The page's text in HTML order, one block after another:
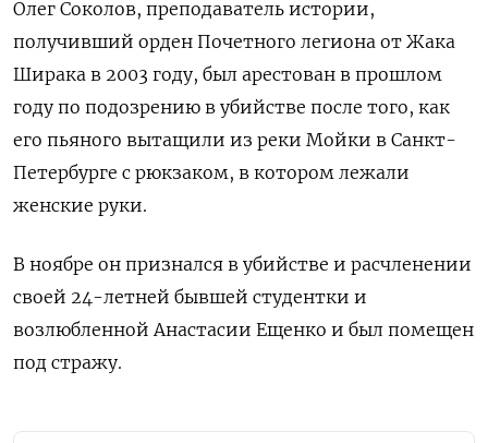
Олег Соколов, преподаватель истории,
получивший орден Почетного легиона от Жака
Ширака в 2003 году, был арестован в прошлом
году по подозрению в убийстве после того, как
его пьяного вытащили из реки Мойки в Санкт-
Петербурге с рюкзаком, в котором лежали
женские руки.
В ноябре он признался в убийстве и расчленении
своей 24-летней бывшей студентки и
возлюбленной Анастасии Ещенко и был помещен
под стражу.